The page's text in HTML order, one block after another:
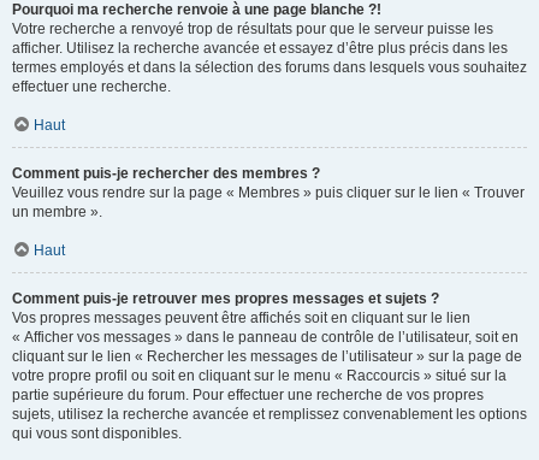
Pourquoi ma recherche renvoie à une page blanche ?!
Votre recherche a renvoyé trop de résultats pour que le serveur puisse les
afficher. Utilisez la recherche avancée et essayez d’être plus précis dans les
termes employés et dans la sélection des forums dans lesquels vous souhaitez
effectuer une recherche.
Haut
Comment puis-je rechercher des membres ?
Veuillez vous rendre sur la page « Membres » puis cliquer sur le lien « Trouver
un membre ».
Haut
Comment puis-je retrouver mes propres messages et sujets ?
Vos propres messages peuvent être affichés soit en cliquant sur le lien
« Afficher vos messages » dans le panneau de contrôle de l’utilisateur, soit en
cliquant sur le lien « Rechercher les messages de l’utilisateur » sur la page de
votre propre profil ou soit en cliquant sur le menu « Raccourcis » situé sur la
partie supérieure du forum. Pour effectuer une recherche de vos propres
sujets, utilisez la recherche avancée et remplissez convenablement les options
qui vous sont disponibles.